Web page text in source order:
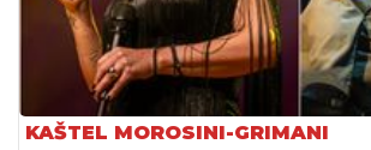
KAŠTEL MOROSINI-GRIMANI